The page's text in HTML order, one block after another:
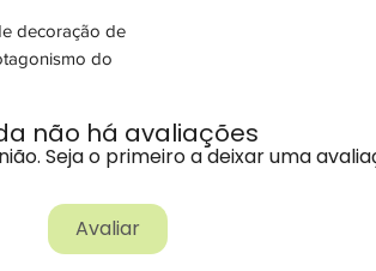
decoração de
do
não há avaliações
Seja o primeiro a deixar uma
Avaliar